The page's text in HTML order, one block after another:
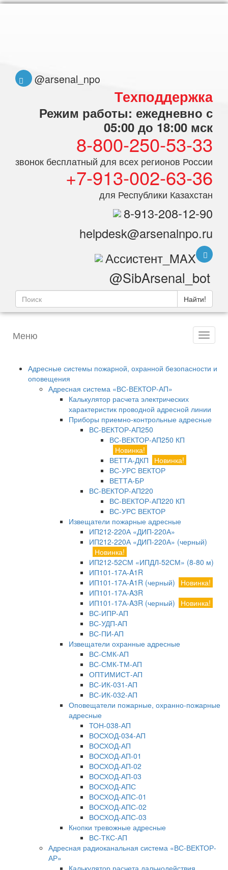
@arsenal_npo
Техподдержка
Режим работы: ежедневно с
05:00 до 18:00 мск
8-800-250-53-33
звонок бесплатный для всех регионов России
+7-913-002-63-36
для Республики Казахстан
8-913-208-12-90
helpdesk@arsenalnpo.ru
Ассистент_MAX
@SibArsenal_bot
Найти!
Меню
Адресные системы пожарной, охранной безопасности и
оповещения
Адресная система «ВС-ВЕКТОР-АП»
Калькулятор расчета электрических
характеристик проводной адресной линии
Приборы приемно-контрольные адресные
ВС-ВЕКТОР-АП250
ВС-ВЕКТОР-АП250 КП
Новинка!
ВЕТТА-ДКП
Новинка!
ВС-УРС ВЕКТОР
ВЕТТА-БР
ВС-ВЕКТОР-АП220
ВС-ВЕКТОР-АП220 КП
ВС-УРС ВЕКТОР
Извещатели пожарные адресные
ИП212-220А «ДИП-220А»
ИП212-220А «ДИП-220А» (черный)
Новинка!
ИП212-52СМ «ИПДЛ-52СМ» (8-80 м)
ИП101-17А-A1R
ИП101-17А-A1R (черный)
Новинка!
ИП101-17А-A3R
ИП101-17А-A3R (черный)
Новинка!
ВС-ИПР-АП
ВС-УДП-АП
ВС-ПИ-АП
Извещатели охранные адресные
ВС-СМК-АП
ВС-СМК-ТМ-АП
ОПТИМИСТ-АП
ВС-ИК-031-АП
ВС-ИК-032-АП
Оповещатели пожарные, охранно-пожарные
адресные
ТОН-038-АП
ВОСХОД-034-АП
ВОСХОД-АП
ВОСХОД-АП-01
ВОСХОД-АП-02
ВОСХОД-АП-03
ВОСХОД-АПС
ВОСХОД-АПС-01
ВОСХОД-АПС-02
ВОСХОД-АПС-03
Кнопки тревожные адресные
ВС-ТКС-АП
Адресная радиоканальная система «ВС-ВЕКТОР-
АР»
Калькулятор расчета дальнодействия